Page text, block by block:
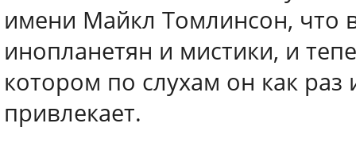
имени Майкл Томлинсон, что
инопланетян и мистики, и
котором по слухам он как раз
привлекает.